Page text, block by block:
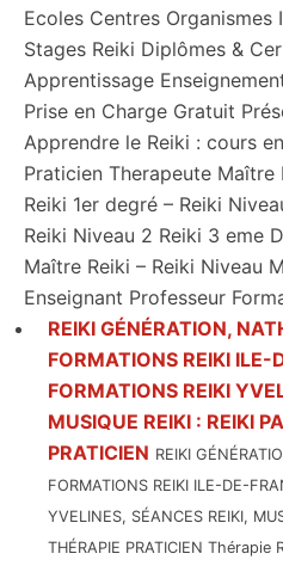
Ecoles Centres Organismes
Stages Reiki Diplômes &
Apprentissage
Prise en Charge Gratuit
Apprendre le Reiki : cours
Praticien Therapeute Maître
Reiki 1er degré – Reiki
Reiki Niveau 2 Reiki 3 eme
Maître Reiki – Reiki Niveau
Enseignant Professeur
REIKI GÉNÉRATION,
FORMATIONS REIKI ILE-
FORMATIONS REIKI
MUSIQUE REIKI : REIKI
PRATICIEN REIKI
FORMATIONS REIKI ILE-DE-
YVELINES, SÉANCES REIKI,
THÉRAPIE PRATICIEN